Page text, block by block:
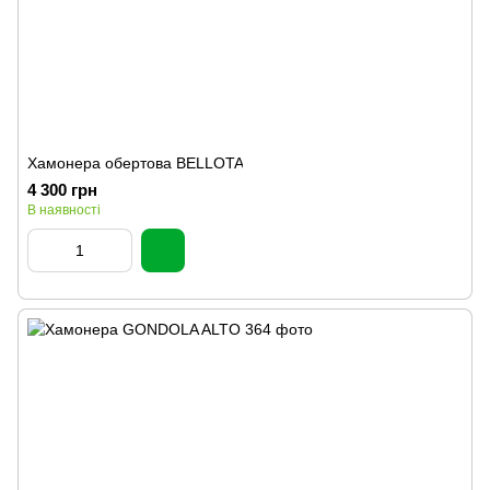
Хамонера обертова BELLOTA
4 300 грн
В наявності